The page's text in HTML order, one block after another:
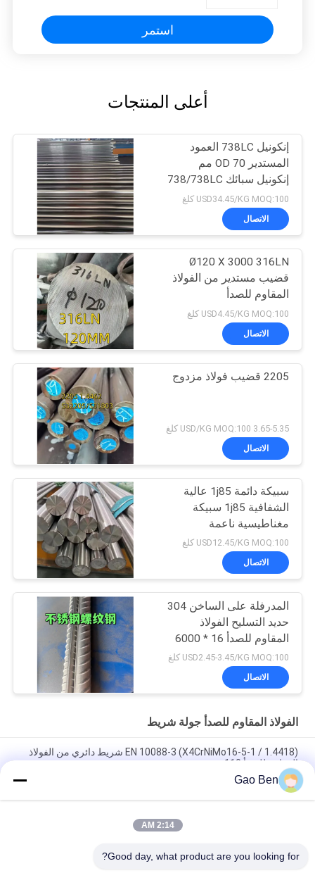
استمر
أعلى المنتجات
إنكونيل 738LC العمود
المستدير OD 70 مم
إنكونيل سبائك 738/738LC
السبائك العالي العمود
المستدير
USD34.45/KG MOQ:100 كلغ
الاتصال
Ø120 X 3000 316LN
قضيب مستدير من الفولاذ
المقاوم للصدأ
USD4.45/KG MOQ:100 كلغ
الاتصال
2205 قضيب فولاذ مزدوج
3.65-5.35 USD/KG MOQ:100 كلغ
الاتصال
سبيكة دائمة 1j85 عالية
الشفافية 1j85 سبيكة
مغناطيسية ناعمة
USD12.45/KG MOQ:100 كلغ
الاتصال
المدرفلة على الساخن 304
حديد التسليح الفولاذ
المقاوم للصدأ 16 * 6000
مم SUS304 قضيب ملولب
USD2.45-3.45/KG MOQ:100 كلغ
الاتصال
الفولاذ المقاوم للصدأ جولة شريط
EN 10088-3 (X4CrNiMo16-5-1 / 1.4418) شريط دائري من الفولاذ
المقاوم للصدأ 110 مم
المقاوم للصدأ Ø22 × 6000 مم
Gao Ben
2:14 AM
Good day, what product are you looking for?